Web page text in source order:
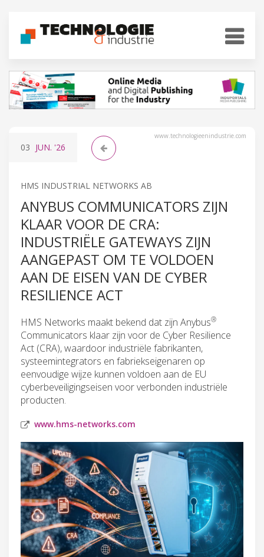
www.technologieenindustrie.com
03 JUN. '26
HMS INDUSTRIAL NETWORKS AB
ANYBUS COMMUNICATORS ZIJN
KLAAR VOOR DE CRA:
INDUSTRIËLE GATEWAYS ZIJN
AANGEPAST OM TE VOLDOEN
AAN DE EISEN VAN DE CYBER
RESILIENCE ACT
HMS Networks maakt bekend dat zijn Anybus®
Communicators klaar zijn voor de Cyber Resilience
Act (CRA), waardoor industriële fabrikanten,
systeemintegrators en fabriekseigenaren op
eenvoudige wijze kunnen voldoen aan de EU
cyberbeveiligingseisen voor verbonden industriële
producten.
www.hms-networks.com